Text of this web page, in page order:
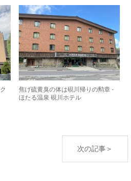
焦げ硫黄臭の体は硯川帰りの勲章 -
ほたる温泉 硯川ホテル
次の記事＞